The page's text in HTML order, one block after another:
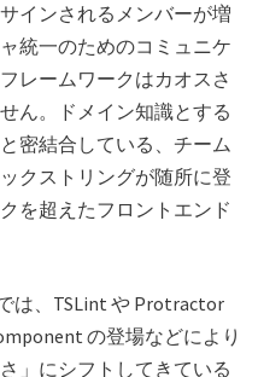
インされるメンバーが増
統一のためのコミュニケ
レームワークはカオスさ
ん。ドメイン知識とする
密結合している、チーム
クストリングが随所に登
を超えたフロントエンド
は、TSLint や Protractor
の登場などにより
」にシフトしてきている